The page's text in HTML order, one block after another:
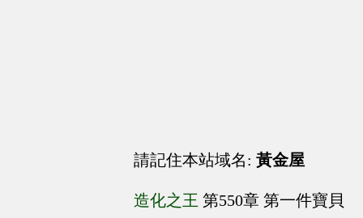
請記住本站域名: 黃金屋
造化之王 第550章 第一件寶貝